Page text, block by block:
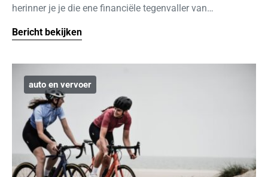
herinner je je die ene financiële tegenvaller van…
Bericht bekijken
auto en vervoer